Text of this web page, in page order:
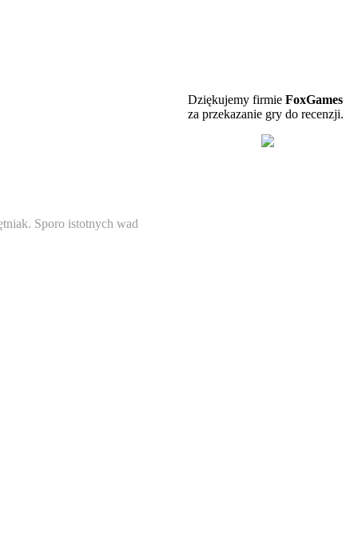
Dziękujemy firmie FoxGames
za przekazanie gry do recenzji.
Sporo istotnych wad